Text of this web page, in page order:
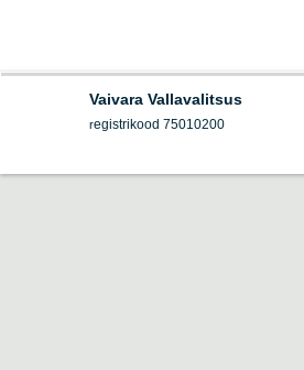
Vaivara Vallavalitsus
registrikood 75010200